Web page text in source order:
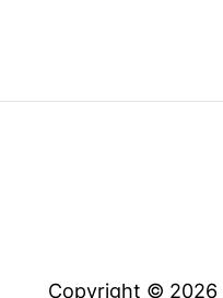
Copyright © 2026